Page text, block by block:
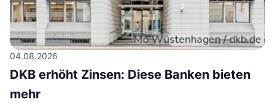
04.08.2026
DKB erhöht Zinsen: Diese Banken bieten
mehr